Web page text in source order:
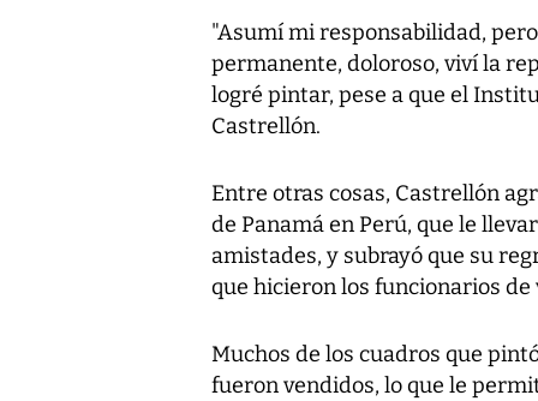
"Asumí mi responsabilidad,
permanente, doloroso, viví la
logré pintar, pese a que el
Castrellón.
Entre otras cosas, Castrellón
de Panamá en Perú, que le
amistades, y subrayó que su
que hicieron los funcionarios
Muchos de los cuadros que
fueron vendidos, lo que le